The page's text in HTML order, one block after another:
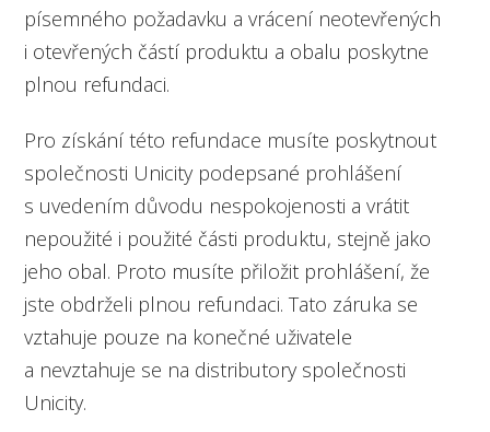
písemného požadavku a vrácení neotevřených
i otevřených částí produktu a obalu poskytne
plnou refundaci.
Pro získání této refundace musíte poskytnout
společnosti Unicity podepsané prohlášení
s uvedením důvodu nespokojenosti a vrátit
nepoužité i použité části produktu, stejně jako
jeho obal. Proto musíte přiložit prohlášení, že
jste obdrželi plnou refundaci. Tato záruka se
vztahuje pouze na konečné uživatele
a nevztahuje se na distributory společnosti
Unicity.